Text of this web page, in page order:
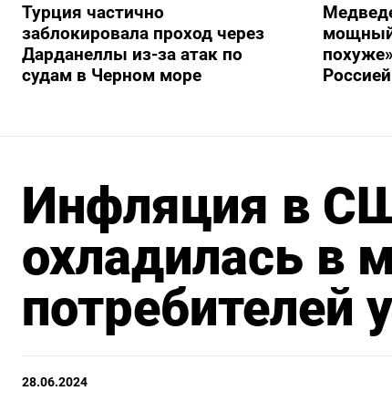
Турция частично
заблокировала проход через
Дарданеллы из-за атак по
судам в Черном море
мощный
Россией
Инфляция в
охладилась в
потребителей
28.06.2024